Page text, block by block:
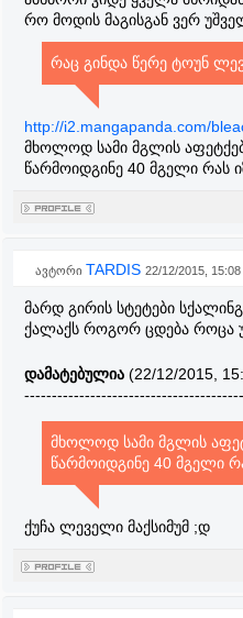
რო მოდის მაგისგან ვერ
რაც გინდა წერე ტოუნ
http://i2.mangapanda.com/
მხოლოდ სამი მგლის
წარმოიდგინე 40 მგელი რას
ავტორი TARDIS 22/12/2015,
მარდ გირის სტეტები
ქალაქს როგორ ცდება როცა
დამატებულია (22/12/2015,
მხოლოდ სამი მგლის
წარმოიდგინე 40 მგელი
ქუჩა ლეველი მაქსიმუმ ;დ